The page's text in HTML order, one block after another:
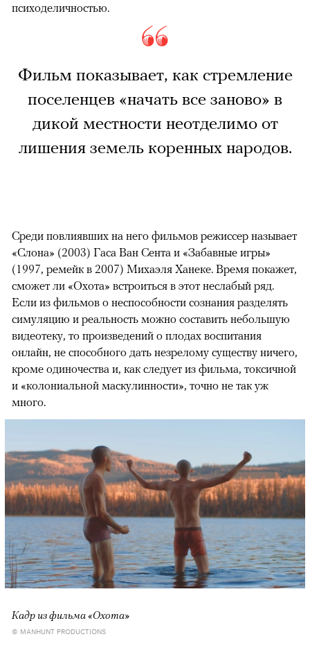
психоделичностью.
Фильм показывает, как стремление
поселенцев «начать все заново» в
дикой местности неотделимо от
лишения земель коренных народов.
Среди повлиявших на него фильмов режиссер называет
«Слона» (2003) Гаса Ван Сента и «Забавные игры»
(1997, ремейк в 2007) Михаэля Ханеке. Время покажет,
сможет ли «Охота» встроиться в этот неслабый ряд.
Если из фильмов о неспособности сознания разделять
симуляцию и реальность можно составить небольшую
видеотеку, то произведений о плодах воспитания
онлайн, не способного дать незрелому существу ничего,
кроме одиночества и, как следует из фильма, токсичной
и «колониальной маскулинности», точно не так уж
много.
Кадр из фильма «Охота»
© MANHUNT PRODUCTIONS